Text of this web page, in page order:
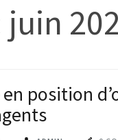
juin
position